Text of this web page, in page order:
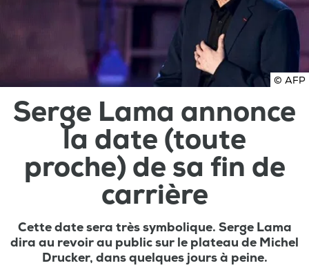
© AFP
Serge Lama annonce
la date (toute
proche) de sa fin de
carrière
Cette date sera très symbolique. Serge Lama
dira au revoir au public sur le plateau de Michel
Drucker, dans quelques jours à peine.